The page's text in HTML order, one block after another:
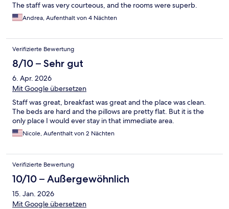
The staff was very courteous, and the rooms were superb.
Andrea, Aufenthalt von 4 Nächten
Verifizierte Bewertung
8/10 – Sehr gut
6. Apr. 2026
Mit Google übersetzen
Staff was great, breakfast was great and the place was clean.
The beds are hard and the pillows are pretty flat. But it is the
only place I would ever stay in that immediate area.
Nicole, Aufenthalt von 2 Nächten
Verifizierte Bewertung
10/10 – Außergewöhnlich
15. Jan. 2026
Mit Google übersetzen